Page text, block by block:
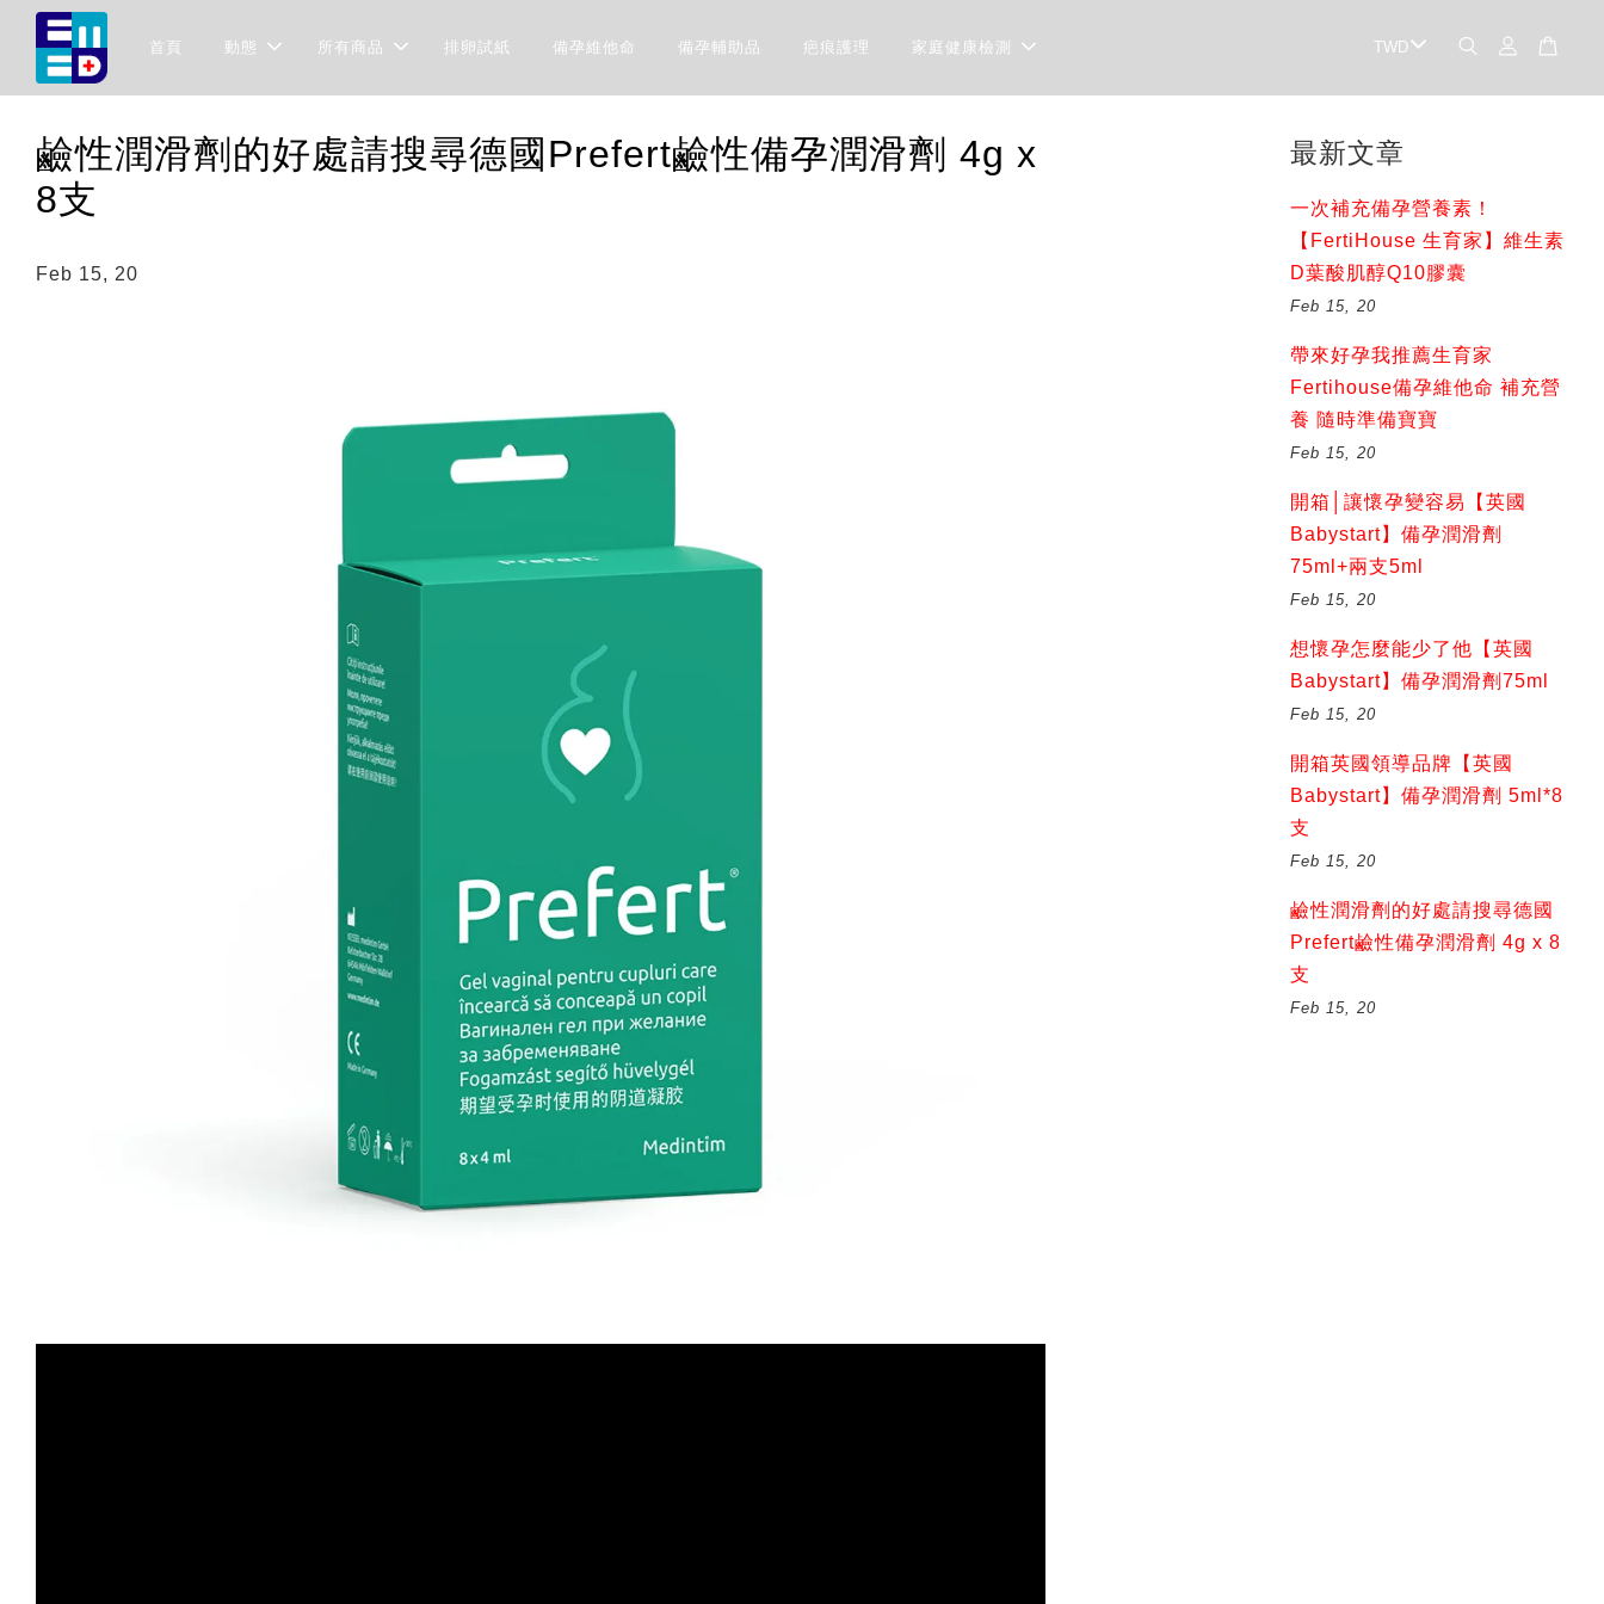
首頁 動態 所有商品 排卵試紙 備孕維他命 備孕輔助品 疤痕護理 家庭健康檢測
鹼性潤滑劑的好處請搜尋德國Prefert鹼性備孕潤滑劑 4g x
8支
Feb 15, 20
最新文章
一次補充備孕營養素！
【FertiHouse 生育家】維生素
D葉酸肌醇Q10膠囊
Feb 15, 20
帶來好孕我推薦生育家
Fertihouse備孕維他命 補充營
養 隨時準備寶寶
Feb 15, 20
開箱│讓懷孕變容易【英國
Babystart】備孕潤滑劑
75ml+兩支5ml
Feb 15, 20
想懷孕怎麼能少了他【英國
Babystart】備孕潤滑劑75ml
Feb 15, 20
開箱英國領導品牌【英國
Babystart】備孕潤滑劑 5ml*8
支
Feb 15, 20
鹼性潤滑劑的好處請搜尋德國
Prefert鹼性備孕潤滑劑 4g x 8
支
Feb 15, 20